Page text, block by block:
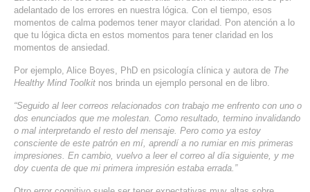
adelantado de los errores en nuestra lógica. Con el tiempo, esos
momentos de calma podemos tener mayor claridad. Pon atención a lo
que tu lógica dicta en estos momentos para tener claridad en los
momentos de ansiedad.
Por ejemplo, Alice Boyes, PhD en psicología clínica y autora de The
Healthy Mind Toolkit nos brinda un ejemplo personal en de libro.
“Seguido al leer correos relacionados con trabajo me enfrento con uno o
dos enunciados que me molestan. Como resultado, termino invalidando
o mal interpretando el resto del mensaje. Pero como ya estoy
consciente de este patrón en mí, aprendí a no rumiar en mis primeras
impresiones. En cambio, vuelvo a leer el correo al día siguiente, y me
doy cuenta de que mi primera impresión estaba errada.”